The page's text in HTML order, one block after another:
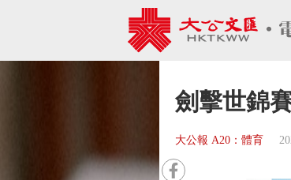
劍擊世錦
大公報 A20：體育